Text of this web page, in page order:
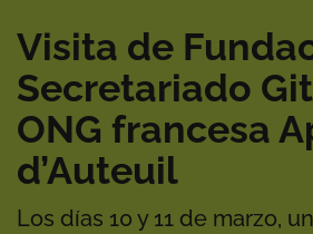
Visita de
Secretariado
ONG francesa
d’Auteuil
Los días 10 y 11 de marzo,